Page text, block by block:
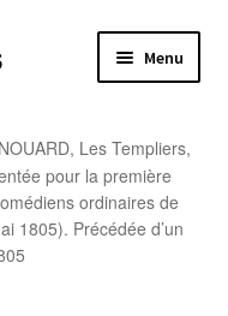
Menu
Ouvrir
Les Templiers,
pour la première
ordinaires de
1805). Précédée d’un